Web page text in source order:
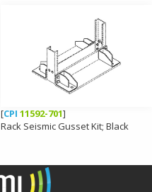
[CPI 11592-701]
Rack Seismic Gusset Kit; Black